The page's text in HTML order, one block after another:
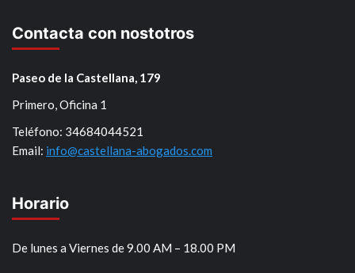
Contacta con nostotros
Paseo de la Castellana, 179
Primero, Oficina 1
Teléfono: 34684044521
Email: info@castellana-abogados.com
Horario
De lunes a Viernes de 9.00 AM – 18.00 PM